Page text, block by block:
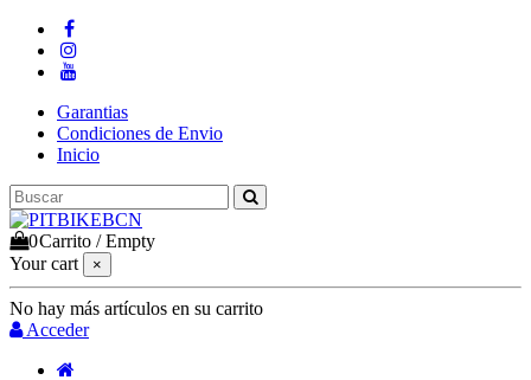
Garantias
Condiciones de Envio
Inicio
0Carrito /Empty
Your cart
×
No hay más artículos en su carrito
Acceder